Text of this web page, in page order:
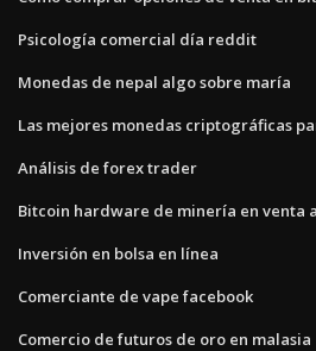
Psicología comercial día reddit
Monedas de nepal algo sobre maría
Las mejores monedas criptográficas
Análisis de forex trader
Bitcoin hardware de minería en venta
Inversión en bolsa en línea
Comerciante de vape facebook
Comercio de futuros de oro en malasia